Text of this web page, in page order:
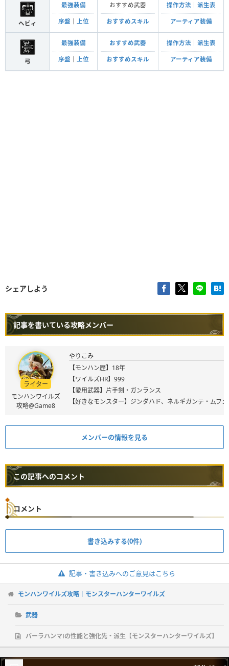
ヘビィ
最強装備
序盤 上位
おすすめ武器
おすすめスキル
操作方法 派生表
アーティア装備
弓
最強装備
序盤 上位
おすすめ武器
おすすめスキル
操作方法 派生表
アーティア装備
シェアしよう
記事を書いている攻略メンバー
ライター
モンハンワイルズ
攻略@Game8
やりこみ
【モンハン歴】18年
【ワイルズHR】999
【愛用武器】片手剣・ガンランス
【好きなモンスター】ジンダハド、ネルギガンテ・ムフ
メンバーの情報を見る
この記事へのコメント
コメント
書き込みする(0件)
記事・書き込みへのご意見はこちら
モンハンワイルズ攻略｜モンスターハンターワイルズ
武器
バーラハンマⅠの性能と強化先・派生【モンスターハンターワイルズ】